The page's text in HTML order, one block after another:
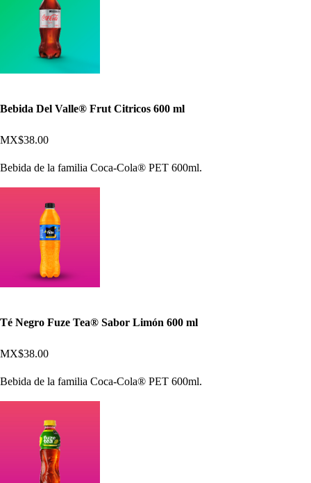
Bebida Del Valle® Frut Citricos 600 ml
MX$38.00
Bebida de la familia Coca-Cola® PET 600ml.
Té Negro Fuze Tea® Sabor Limón 600 ml
MX$38.00
Bebida de la familia Coca-Cola® PET 600ml.